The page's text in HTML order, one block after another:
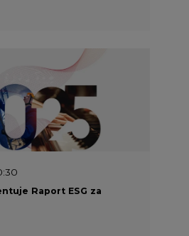
Raport ESG za